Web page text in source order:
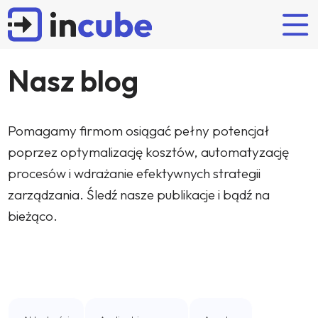
POPULARNE WYSZUKIWANIA
FP&A Budżetowanie
Planowanie i budżetowanie
IBM Planning Analytics
OneStream
Anaplan
Konsolidacja finansowa
Artykuły
Wydarzenia
Incube
Partnerzy
Kariera
Wdrożenie
Certyfikowane szkolenia IBM
Nearshoring
Nasz blog
Pomagamy firmom osiągać pełny potencjał
poprzez optymalizację kosztów, automatyzację
procesów i wdrażanie efektywnych strategii
zarządzania. Śledź nasze publikacje i bądź na
bieżąco.